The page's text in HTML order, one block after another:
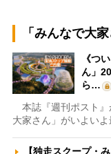
「みんなで大
《つ
ん」
ら…
本誌『週刊ポスト』
大家さん」がいよい
【独走スクープ・